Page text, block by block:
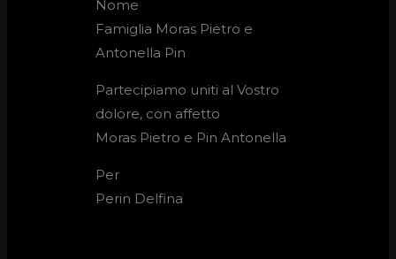
Nome
Famiglia Moras Pietro e
Antonella Pin
Partecipiamo uniti al Vostro
dolore, con affetto
Moras Pietro e Pin Antonella
Per
Perin Delfina